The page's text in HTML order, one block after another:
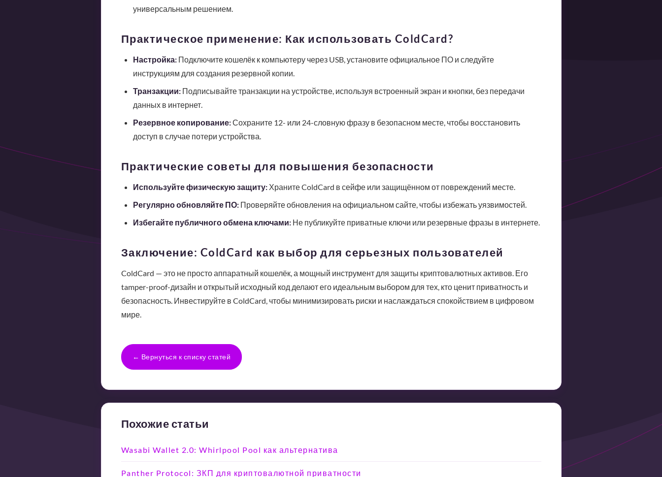
универсальным решением.
Практическое применение: Как использовать ColdCard?
Настройка:Подключите кошелёк к компьютеру через USB, установите официальное ПО и следуйте
инструкциям для создания резервной копии.
Транзакции:Подписывайте транзакции на устройстве, используя встроенный экран и кнопки, без передачи
данных в интернет.
Резервное копирование:Сохраните 12- или 24-словную фразу в безопасном месте, чтобы восстановить
доступ в случае потери устройства.
Практические советы для повышения безопасности
Используйте физическую защиту:Храните ColdCard в сейфе или защищённом от повреждений месте.
Регулярно обновляйте ПО:Проверяйте обновления на официальном сайте, чтобы избежать уязвимостей.
Избегайте публичного обмена ключами:Не публикуйте приватные ключи или резервные фразы в интернете.
Заключение: ColdCard как выбор для серьезных пользователей
ColdCard — это не просто аппаратный кошелёк, а мощный инструмент для защиты криптовалютных активов. Его
tamper-proof-дизайн и открытый исходный код делают его идеальным выбором для тех, кто ценит приватность и
безопасность. Инвестируйте в ColdCard, чтобы минимизировать риски и наслаждаться спокойствием в цифровом
мире.
← Вернуться к списку статей
Похожие статьи
Wasabi Wallet 2.0: Whirlpool Pool как альтернатива
Panther Protocol: ЗКП для криптовалютной приватности